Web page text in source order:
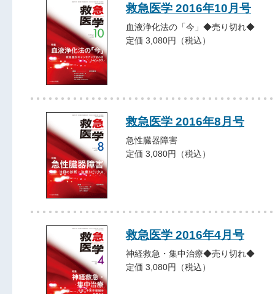
救急医学 2016年10月号
血液浄化法の「今」◆売り切れ◆
定価 3,080円（税込）
救急医学 2016年8月号
急性臓器障害
定価 3,080円（税込）
救急医学 2016年4月号
神経救急・集中治療◆売り切れ◆
定価 3,080円（税込）